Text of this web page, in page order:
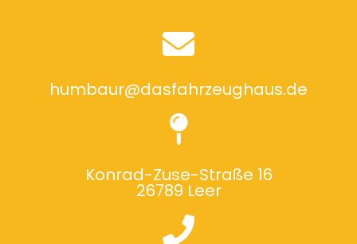
humbaur@dasfahrzeughaus.de
Konrad-Zuse-Straße 16
26789 Leer